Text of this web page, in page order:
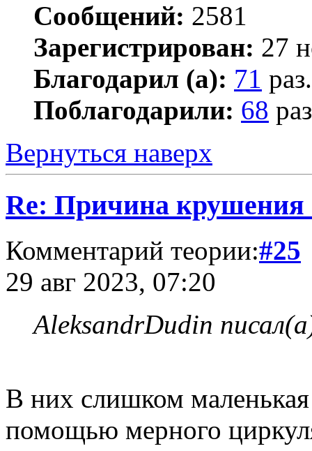
Сообщений: 2581
Зарегистрирован: 27
Благодарил (а): 71 раз.
Поблагодарили: 68
Вернуться наверх
Re: Причина крушения
Комментарий теории:#25
29 авг 2023, 07:20
AleksandrDudin
В них слишком маленькая
помощью мерного